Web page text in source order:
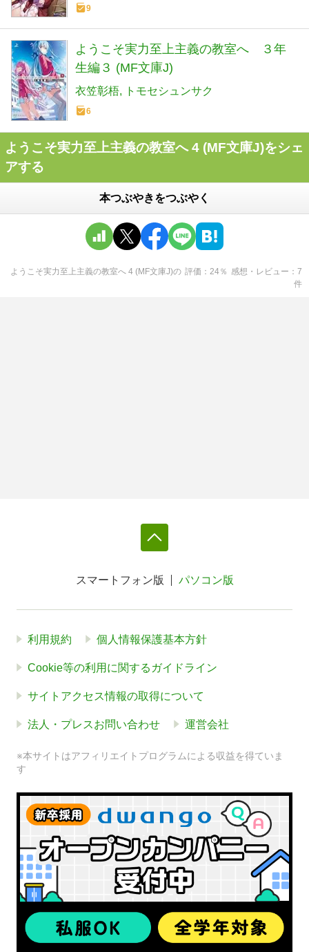
9
ようこそ実力至上主義の教室へ ３年
生編３ (MF文庫J)
衣笠彰梧 トモセシュンサク
6
ようこそ実力至上主義の教室へ 4 (MF文庫J)をシェ
アする
本つぶやきをつぶやく
ようこそ実力至上主義の教室へ 4 (MF文庫J)の 評価 24％ 感想・レビュー
7
件
スマートフォン版 パソコン版
利用規約 個人情報保護基本方針
Cookie等の利用に関するガイドライン
サイトアクセス情報の取得について
法人・プレスお問い合わせ 運営会社
※本サイトはアフィリエイトプログラムによる収益を得ていま
す